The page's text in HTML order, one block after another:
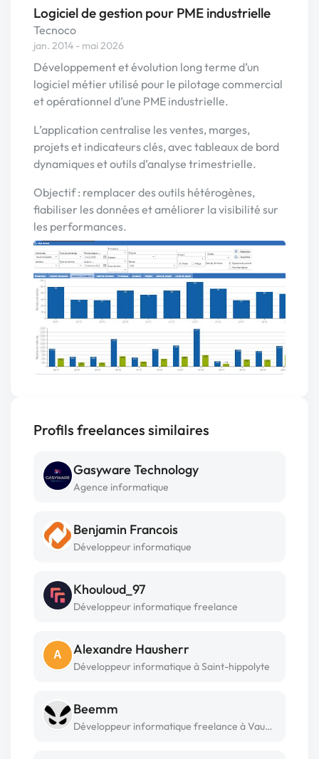
Logiciel de gestion pour PME industrielle
Tecnoco
jan. 2014 - mai 2026
Développement et évolution long terme d’un
logiciel métier utilisé pour le pilotage commercial
et opérationnel d’une PME industrielle.
L’application centralise les ventes, marges,
projets et indicateurs clés, avec tableaux de bord
dynamiques et outils d’analyse trimestrielle.
Objectif : remplacer des outils hétérogènes,
fiabiliser les données et améliorer la visibilité sur
les performances.
Profils freelances similaires
Gasyware Technology
Agence informatique
Benjamin Francois
Développeur informatique
Khouloud_97
Développeur informatique freelance
A Alexandre Hausherr
Développeur informatique à Saint-hippolyte
Beemm
Développeur informatique freelance à Vauhallan